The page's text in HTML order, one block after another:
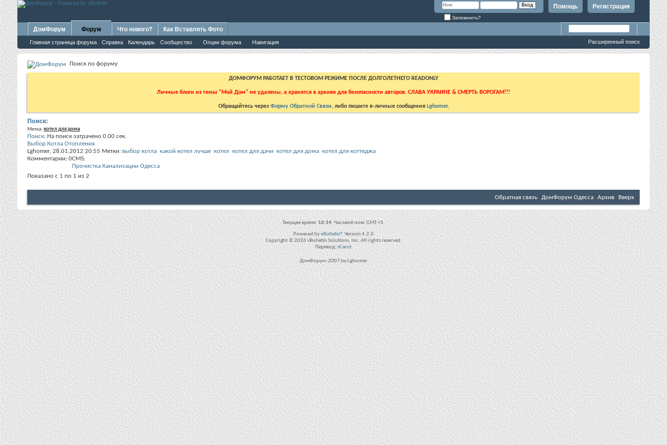
Регистрация
Помощь
Запомнить?
ДомФорум Форум
Главная страница форума Справка Календарь Сообщество Опции форума Навигация
Что нового? Как Вставлять Фото
Расширенный поиск
Поиск по форуму
ДОМФОРУМ РАБОТАЕТ В ТЕСТОВОМ РЕЖИМЕ ПОСЛЕ ДОЛГОЛЕТНЕГО READONLY
Личные блоги из темы "Мой Дом" не удалены, а хранятся в архиве для безопасности авторов. СЛАВА УКРАИНЕ & СМЕРТЬ ВОРОГАМ!!!
Обращайтесь через Форму Обратной Связи, либо пишите в-личные сообщения Lghomer.
Поиск:
Метка: котел для дома
Поиск: На поиск затрачено 0.00 сек.
Выбор Котла Отопления
Lghomer, 28.01.2012 20:55 Метки: выбор котла какой котел лучше котел котел для дачи котел для дома котел для коттеджа
Комментарии: 0CMS:
Прочистка Канализации Одесса
Показано с 1 по 1 из 2
Обратная связь ДомФорум Одесса Архив Вверх
Текущее время:16:14. Часовой пояс GMT +3.
Powered byvBulletin®Version 4.2.0
Copyright © 2026 vBulletin Solutions, Inc. All rights reserved.
Перевод:zCarot
ДомФорум -2007 by Lghomer